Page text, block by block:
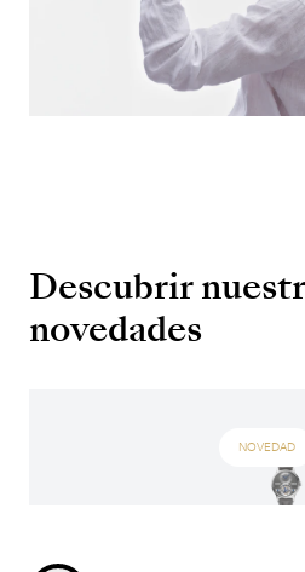
Descubrir
novedades
NOVEDAD